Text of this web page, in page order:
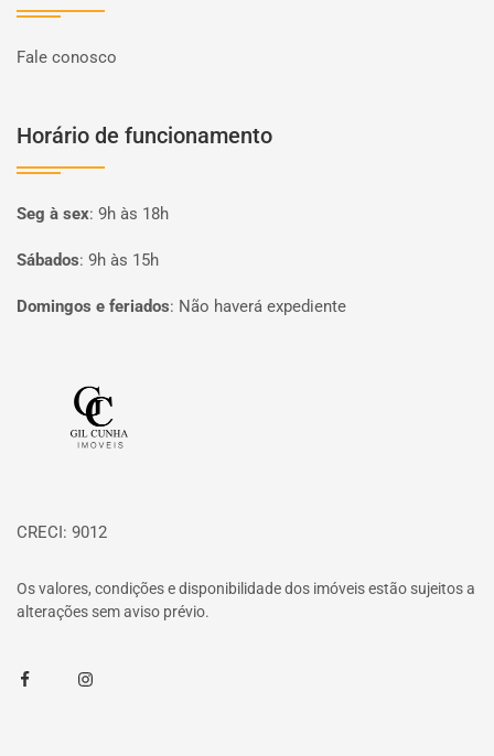
Fale conosco
Horário de funcionamento
Seg à sex: 9h às 18h
Sábados: 9h às 15h
Domingos e feriados: Não haverá expediente
CRECI: 9012
Os valores, condições e disponibilidade dos imóveis estão sujeitos a
alterações sem aviso prévio.
FacebookInstagram